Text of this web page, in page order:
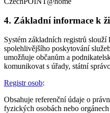
4. Základní informace k
Systém základních registrů slouží
spolehlivějšího poskytování
umožňuje občanům a
komunikovat s úřady, státní
Registr osob:
Obsahuje referenční údaje o
fyzických osobách nebo